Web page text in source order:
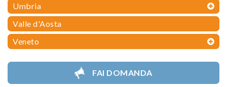
Umbria
Valle d'Aosta
Veneto
FAI DOMANDA